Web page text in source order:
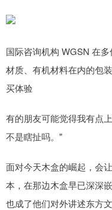
国际咨询机构 WGSN 在
材质、有机材料在内的包
买体验
有的朋友可能觉得我有点
不是瞎扯吗。"
面对今天木盒的崛起，会
本，在那边木盒早已深深
也成了他们对外讲述东方